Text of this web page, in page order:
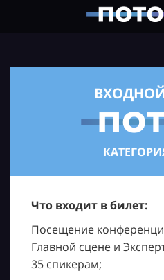
Что входит в билет:
Посещение
Главной сцене и
35 спикерам;